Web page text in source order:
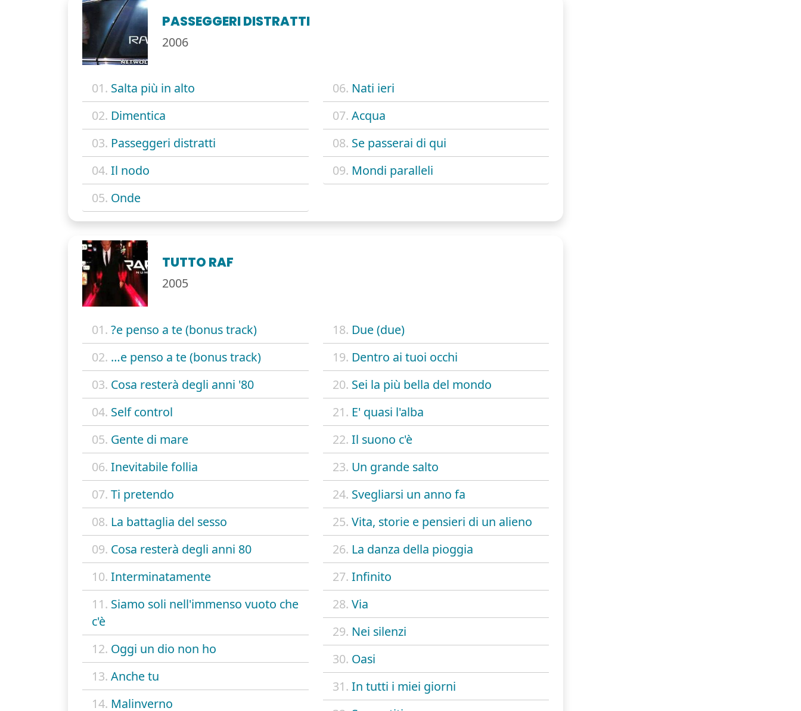
PASSEGGERI DISTRATTI
2006
01. Salta più in alto
02. Dimentica
03. Passeggeri distratti
04. Il nodo
05. Onde
06. Nati ieri
07. Acqua
08. Se passerai di qui
09. Mondi paralleli
TUTTO RAF
2005
01. ?e penso a te (bonus track)
02. …e penso a te (bonus track)
03. Cosa resterà degli anni '80
04. Self control
05. Gente di mare
06. Inevitabile follia
07. Ti pretendo
08. La battaglia del sesso
09. Cosa resterà degli anni 80
10. Interminatamente
11. Siamo soli nell'immenso vuoto che
c'è
12. Oggi un dio non ho
13. Anche tu
14. Malinverno
18. Due (due)
19. Dentro ai tuoi occhi
20. Sei la più bella del mondo
21. E' quasi l'alba
22. Il suono c'è
23. Un grande salto
24. Svegliarsi un anno fa
25. Vita, storie e pensieri di un alieno
26. La danza della pioggia
27. Infinito
28. Via
29. Nei silenzi
30. Oasi
31. In tutti i miei giorni